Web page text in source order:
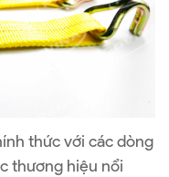
thức với các dòng
thương hiệu nổi